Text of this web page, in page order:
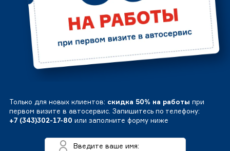
Только для новых клиентов: скидка 50% на работы при
первом визите в автосервис. Запишитесь по телефону:
+7 (343)302-17-80 или заполните форму ниже